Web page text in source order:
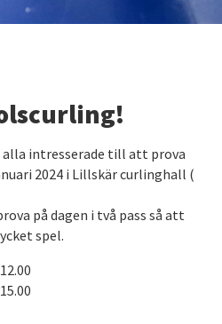
alla intresserade till att prova
2024 i Lillskär curlinghall (
på dagen i två pass så att
spel.